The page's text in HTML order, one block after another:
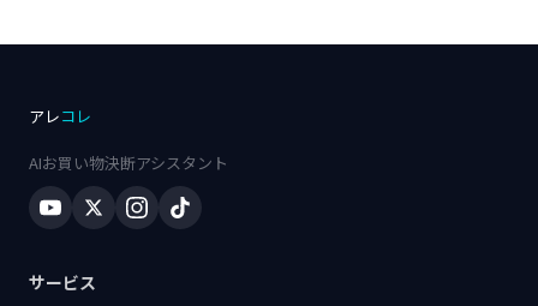
アレコレ
AIお買い物決断アシスタント
サービス